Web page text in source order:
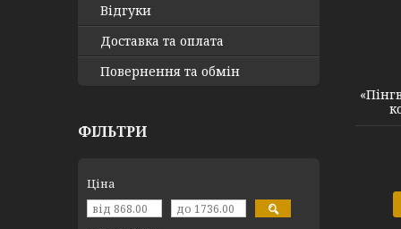
Відгуки
Доставка та оплата
Повернення та обмін
ФІЛЬТРИ
Ціна